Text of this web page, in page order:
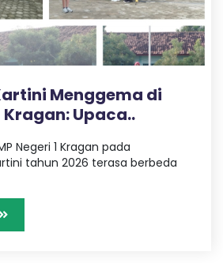
Menggema di
Kragan: Upaca..
Negeri 1 Kragan pada
tahun 2026 terasa berbeda